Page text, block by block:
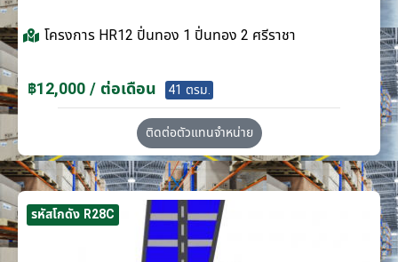
โครงการ HR12 ปิ่นทอง 1 ปิ่นทอง 2 ศรีราชา
฿12,000 / ต่อเดือน 41 ตรม.
ติดต่อตัวแทนจำหน่าย
รหัสโกดัง R28C